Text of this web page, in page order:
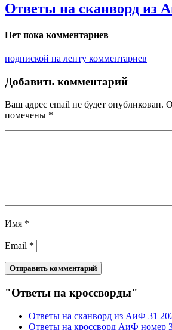
Ответы на сканворд из
Нет пока комментариев
подпиской на ленту комментариев
Добавить комментарий
Ваш адрес email не будет опубликован.
помечены *
Имя *
Email *
"Ответы на кроссворды"
Ответы на сканворд из АиФ 31
Ответы на кроссворд АиФ номер